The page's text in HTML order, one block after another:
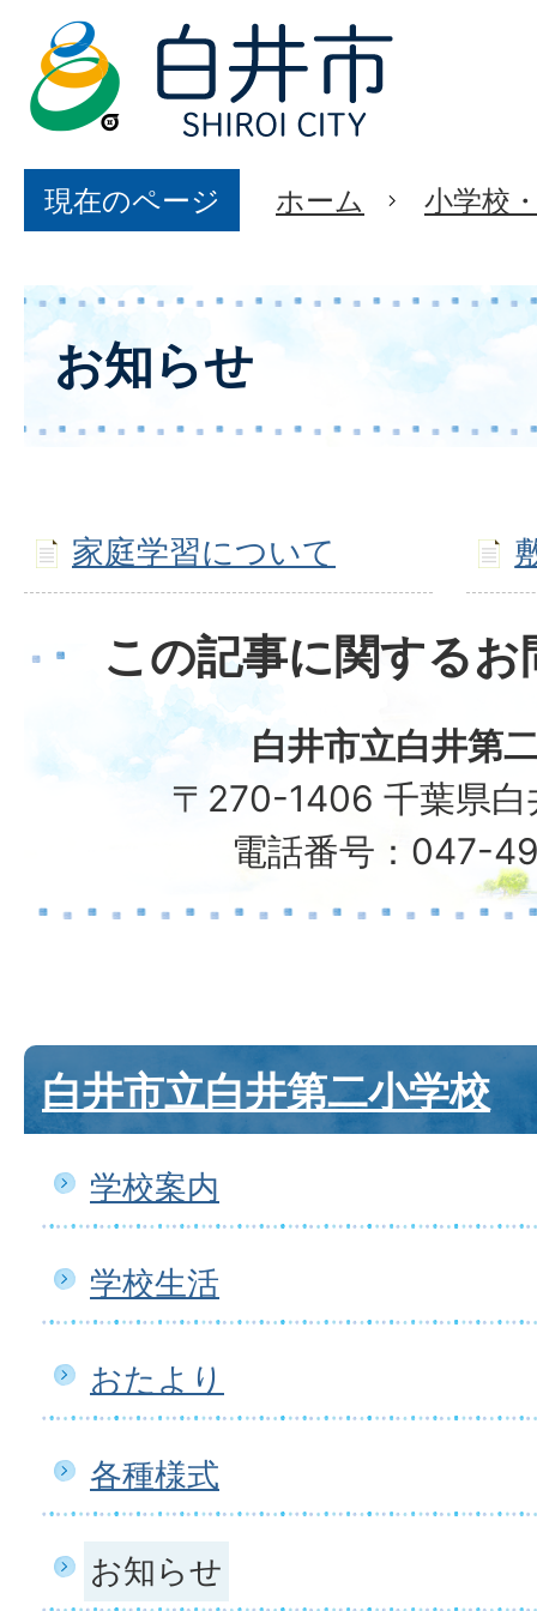
現在のページ ホーム 小学校
お知らせ
家庭学習について
この記事に関する
白井市立白井第
〒270-1406 千葉県白
電話番号：047-
白井市立白井第二小学校
学校案内
学校生活
おたより
各種様式
お知らせ